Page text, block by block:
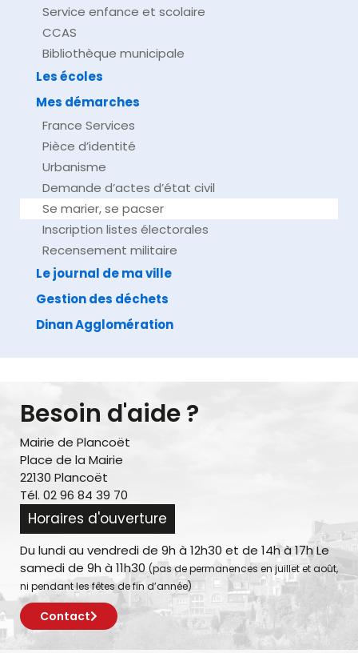
Service enfance et scolaire
CCAS
Bibliothèque municipale
Les écoles
Mes démarches
France Services
Pièce d’identité
Urbanisme
Demande d’actes d’état civil
Se marier, se pacser
Inscription listes électorales
Recensement militaire
Le journal de ma ville
Gestion des déchets
Dinan Agglomération
Besoin d'aide ?
Mairie de Plancoët
Place de la Mairie
22130 Plancoët
Tél. 02 96 84 39 70
Horaires d'ouverture
Du lundi au vendredi de 9h à 12h30 et de 14h à 17h Le
samedi de 9h à 11h30 (pas de permanences en juillet et août,
ni pendant les fêtes de fin d’année)
Contact